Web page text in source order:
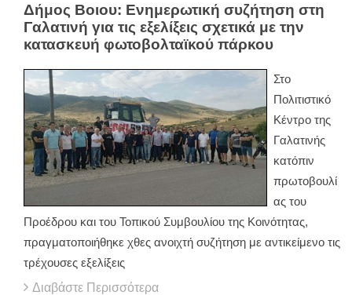
Δήμος Βοιου: Ενημερωτική συζήτηση στη
Γαλατινή για τις εξελίξεις σχετικά με την
κατασκευή φωτοβολταϊκού πάρκου
Στο
Πολιτιστικό
Κέντρο της
Γαλατινής
κατόπιν
πρωτοβουλί
ας του
Προέδρου και του Τοπικού Συμβουλίου της Κοινότητας,
πραγματοποιήθηκε χθες ανοιχτή συζήτηση με αντικείμενο τις
τρέχουσες εξελίξεις
Διαβάστε Περισσότερα